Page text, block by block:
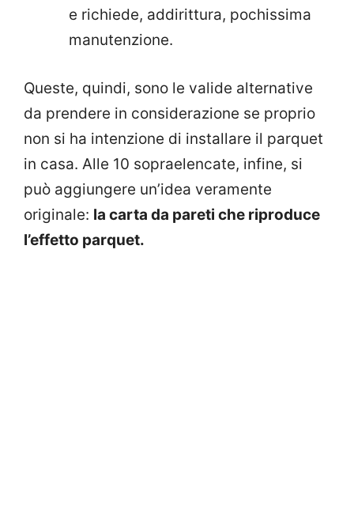
e richiede, addirittura, pochissima
manutenzione.
Queste, quindi, sono le valide alternative
da prendere in considerazione se proprio
non si ha intenzione di installare il parquet
in casa. Alle 10 sopraelencate, infine, si
può aggiungere un’idea veramente
originale: la carta da pareti che riproduce
l’effetto parquet.